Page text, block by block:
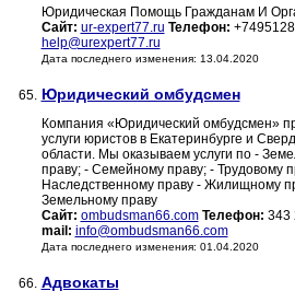
Юридическая Помощь Гражданам И
Сайт: ur-expert77.ru Телефон:
help@urexpert77.ru
Дата последнего изменения: 13.04.2020
65. Юридический омбудсмен
Компания «Юридический омбудсмен»
услуги юристов в Екатеринбурге и
области. Мы оказываем услуги по -
праву; - Семейному праву; - Трудовому
Наследственному праву - Жилищному
Земельному праву
Сайт: ombudsman66.com Телефон: 343
mail: info@ombudsman66.com
Дата последнего изменения: 01.04.2020
66. Адвокаты